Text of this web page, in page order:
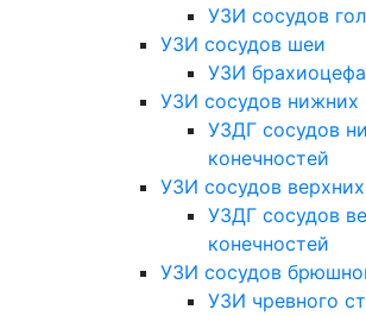
УЗИ сосудов
УЗИ сосудов шеи
УЗИ
УЗИ сосудов нижних
УЗДГ сосудов
конечностей
УЗИ сосудов
УЗДГ сосудов
конечностей
УЗИ сосудов
УЗИ чревного